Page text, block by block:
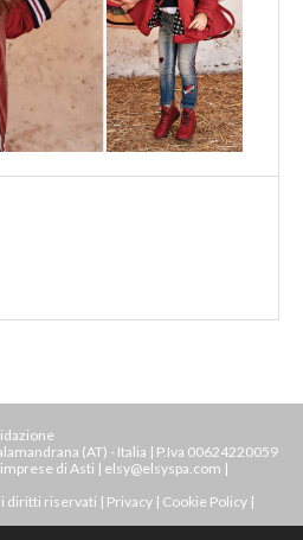
(AT) - Italia | P.Iva 00624220059
di Asti | elsy@elsyspa.com |
i diritti riservati | Privacy | Cookie Policy |